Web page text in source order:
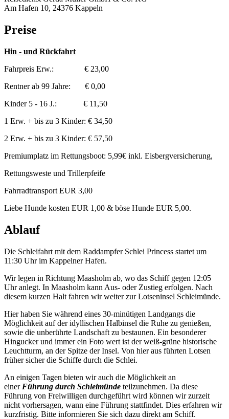
Am Hafen 10, 24376 Kappeln
Preise
Hin - und Rückfahrt
Fahrpreis Erw.: € 23,00
Rentner ab 99 Jahre: € 0,00
Kinder 5 - 16 J.: € 11,50
1 Erw. + bis zu 3 Kinder: € 34,50
2 Erw. + bis zu 3 Kinder: € 57,50
Premiumplatz im Rettungsboot: 5,99€ inkl. Eisbergversicherung,
Rettungsweste und Trillerpfeife
Fahrradtransport EUR 3,00
Liebe Hunde kosten EUR 1,00 & böse Hunde EUR 5,00.
Ablauf
Die Schleifahrt mit dem Raddampfer Schlei Princess startet um
11:30 Uhr im Kappelner Hafen.
Wir legen in Richtung Maasholm ab, wo das Schiff gegen 12:05
Uhr anlegt. In Maasholm kann Aus- oder Zustieg erfolgen. Nach
diesem kurzen Halt fahren wir weiter zur Lotseninsel Schleimünde.
Hier haben Sie während eines 30-minütigen Landgangs die
Möglichkeit auf der idyllischen Halbinsel die Ruhe zu genießen,
sowie die unberührte Landschaft zu bestaunen. Ein besonderer
Hingucker und immer ein Foto wert ist der weiß-grüne historische
Leuchtturm, an der Spitze der Insel. Von hier aus führten Lotsen
früher sicher die Schiffe durch die Schlei.
An einigen Tagen bieten wir auch die Möglichkeit an
einer Führung durch Schleimünde teilzunehmen. Da diese
Führung von Freiwilligen durchgeführt wird können wir zurzeit
nicht vorhersagen, wann eine Führung stattfindet. Dies erfahren wir
kurzfristig. Bitte informieren Sie sich dazu direkt am Schiff.